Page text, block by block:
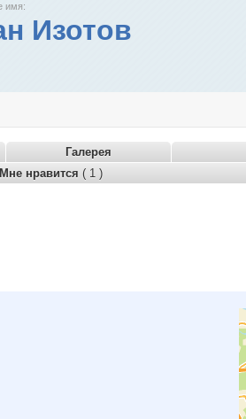
имя:
Изотов
Галерея
Мне нравится ( 1 )